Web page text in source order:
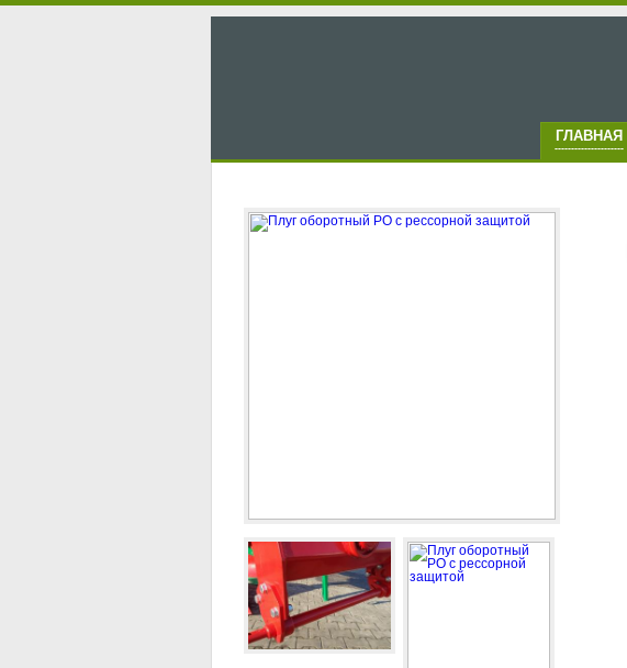
ГЛАВНАЯ
---------------------